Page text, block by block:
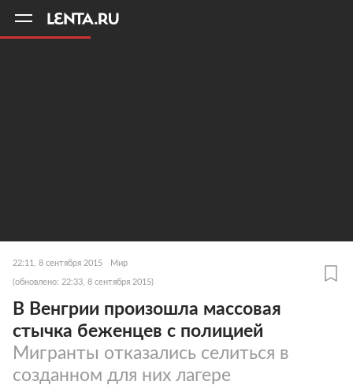
22:11, 8 сентября 2015 Мир
(обновлено: 22:33, 8 сентября 2015)
В Венгрии произошла массовая
стычка беженцев с полицией
Мигранты отказались селиться в
созданном для них лагере